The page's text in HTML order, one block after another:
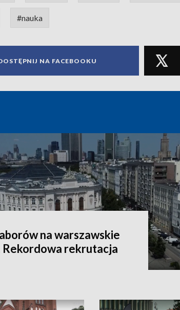
#nauka
NA FACEBOOKU
na warszawskie
Rekordowa rekrutacja